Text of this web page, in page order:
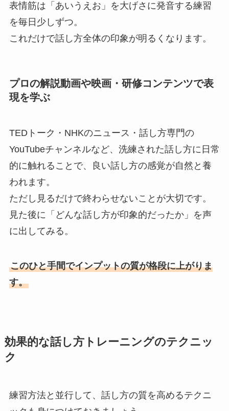
表情筋は「あいうえお」を大げさに発音する練習
を毎日少しずつ。
これだけで話し方全体の印象が明るくなります。
プロの解説動画や映画・研修コンテンツで表
現を学ぶ
TEDトーク・NHKのニュース・話し方専門の
YouTubeチャンネルなど、洗練された話し方に日常
的に触れることで、良い話し方の感覚が自然と養
われます。
ただし見るだけで終わらせないことが大切です。
見た後に「どんな話し方が印象的だったか」を声
に出してみる。
このひと手間でインプットの質が格段に上がりま
す。
効果的な話し方トレーニングのテクニッ
ク
練習方法と並行して、話し方の質を高めるテクニ